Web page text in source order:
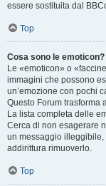
essere sostituita dal
Top
Cosa sono le emoticon?
Le «emoticon» o
immagini che possono
un’emozione con pochi
Questo Forum trasforma
La lista completa delle
Cerca di non esagerare
un messaggio
addirittura rimuoverlo.
Top